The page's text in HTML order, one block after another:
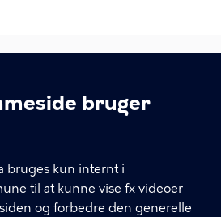
bruger
bruges kun internt i
til at kunne vise fx videoer
og forbedre den generelle
Kommune
her